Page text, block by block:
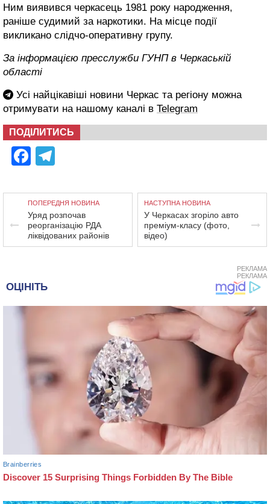
Ним виявився черкасець 1981 року народження,
раніше судимий за наркотики. На місце події
викликано слідчо-оперативну групу.
За інформацією пресслужби ГУНП в Черкаській
області
Усі найцікавіші новини Черкас та регіону можна
отримувати на нашому каналі в Telegram
ПОДІЛИТИСЬ
Facebook
ПОПЕРЕДНЯ НОВИНА
Уряд розпочав
реорганізацію РДА
ліквідованих районів
НАСТУПНА НОВИНА
У Черкасах згоріло авто
преміум-класу (фото,
відео)
РЕКЛАМА
РЕКЛАМА